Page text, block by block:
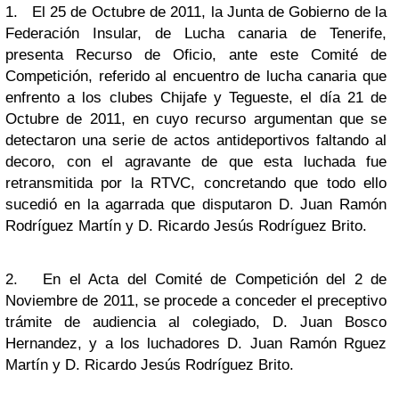
1.
El 25 de Octubre de 2011, la Junta de Gobierno de la
Federación Insular, de Lucha canaria de Tenerife,
presenta Recurso de Oficio, ante este Comité de
Competición, referido al encuentro de lucha canaria que
enfrento a los clubes Chijafe y Tegueste, el día 21 de
Octubre de 2011, en cuyo recurso argumentan que se
detectaron una serie de actos antideportivos faltando al
decoro, con el agravante de que esta luchada fue
retransmitida por la RTVC, concretando que todo ello
sucedió en la agarrada que disputaron D. Juan Ramón
Rodríguez Martín y D. Ricardo Jesús Rodríguez Brito.
2.
En el Acta del Comité de Competición del 2 de
Noviembre de 2011, se procede a conceder el preceptivo
trámite de audiencia al colegiado, D. Juan Bosco
Hernandez, y a los luchadores D. Juan Ramón Rguez
Martín y D. Ricardo Jesús Rodríguez Brito.